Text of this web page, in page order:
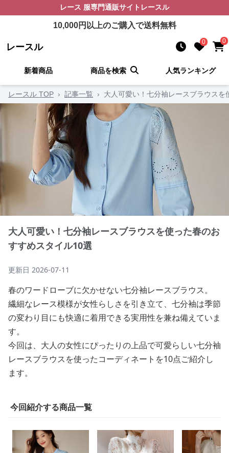
レース 服専門通販サイト レースル
10,000円以上のご購入で送料無料
レースル 0 0
新着商品 商品を検索 人気ランキング
レースル TOP › 記事一覧 › 大人可愛い！七分袖レースブラウス
大人可愛い！七分袖レースブラウスを使った春のお
すすめスタイル10選
更新日 2026-07-11
春のワードローブに欠かせない七分袖レースブラウス。
繊細なレース模様が女性らしさを引き立て、七分袖は季節
の変わり目にも快適に着用できる実用性を兼ね備えていま
す。
今回は、大人の女性にぴったりの上品で可愛らしい七分袖
レースブラウスを使ったコーディネートを10点ご紹介し
ます。
今回紹介する商品一覧